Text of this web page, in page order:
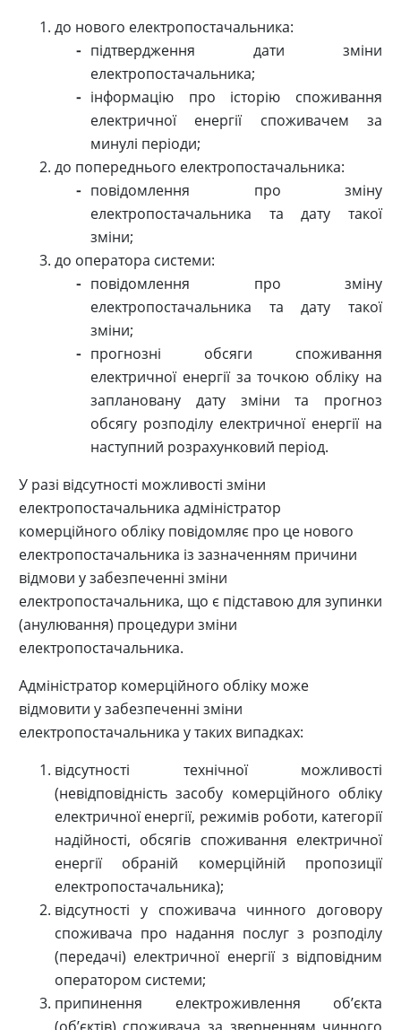
до нового електропостачальника:
підтвердження дати зміни
електропостачальника;
інформацію про історію споживання
електричної енергії споживачем за
минулі періоди;
до попереднього електропостачальника:
повідомлення про зміну
електропостачальника та дату такої
зміни;
до оператора системи:
повідомлення про зміну
електропостачальника та дату такої
зміни;
прогнозні обсяги споживання
електричної енергії за точкою обліку на
заплановану дату зміни та прогноз
обсягу розподілу електричної енергії на
наступний розрахунковий період.
У разі відсутності можливості зміни
електропостачальника адміністратор
комерційного обліку повідомляє про це нового
електропостачальника із зазначенням причини
відмови у забезпеченні зміни
електропостачальника, що є підставою для зупинки
(анулювання) процедури зміни
електропостачальника.
Адміністратор комерційного обліку може
відмовити у забезпеченні зміни
електропостачальника у таких випадках:
відсутності технічної можливості
(невідповідність засобу комерційного обліку
електричної енергії, режимів роботи, категорії
надійності, обсягів споживання електричної
енергії обраній комерційній пропозиції
електропостачальника);
відсутності у споживача чинного договору
споживача про надання послуг з розподілу
(передачі) електричної енергії з відповідним
оператором системи;
припинення електроживлення об’єкта